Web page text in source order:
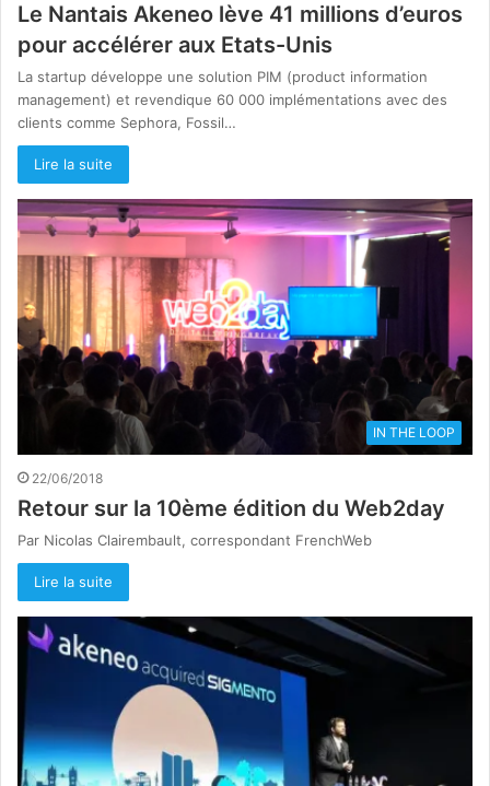
Le Nantais Akeneo lève 41 millions d’euros
pour accélérer aux Etats-Unis
La startup développe une solution PIM (product information
management) et revendique 60 000 implémentations avec des
clients comme Sephora, Fossil…
Lire la suite
IN THE LOOP
22/06/2018
Retour sur la 10ème édition du Web2day
Par Nicolas Clairembault, correspondant FrenchWeb
Lire la suite